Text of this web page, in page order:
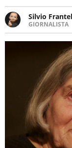
Silvio
GIORNALISTA
Giornalista
cronaca,